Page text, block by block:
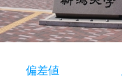
偏差値